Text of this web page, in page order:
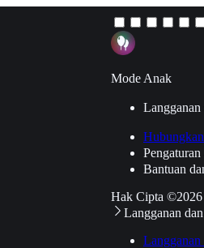
Mode Anak
Langganan
Pengaturan
Bantuan
Hak Cipta
Langganan
Langganan